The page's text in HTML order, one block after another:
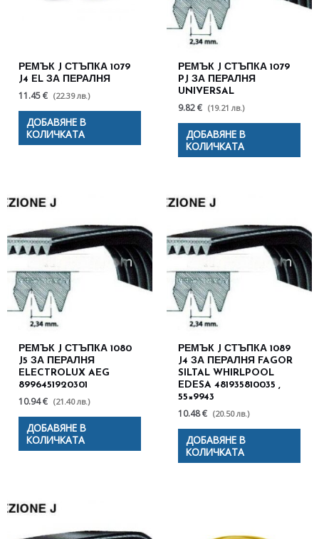
РЕМЪК J СТЪПКА 1079
J4 EL ЗА ПЕРАЛНЯ
11.45 € (22.39 лв.)
ДОБАВЯНЕ В
КОЛИЧКАТА
РЕМЪК J СТЪПКА 1079
PJ ЗА ПЕРАЛНЯ
UNIVERSAL
9.82 € (19.21 лв.)
ДОБАВЯНЕ В
КОЛИЧКАТА
РЕМЪК J СТЪПКА 1080
J5 ЗА ПЕРАЛНЯ
ELECTROLUX AEG
8996451920301
10.94 € (21.40 лв.)
ДОБАВЯНЕ В
КОЛИЧКАТА
РЕМЪК J СТЪПКА 1089
J4 ЗА ПЕРАЛНЯ FAGOR
SILTAL WHIRLPOOL
EDESA 481935810035 ,
55×9943
10.48 € (20.50 лв.)
ДОБАВЯНЕ В
КОЛИЧКАТА